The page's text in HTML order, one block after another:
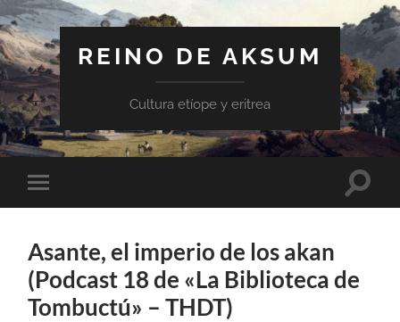
REINO DE AKSUM
Cultura etíope y eritrea
Alternar
el
Asante, el imperio de los akan
(Podcast 18 de «La Biblioteca de
Tombuctú» – THDT)